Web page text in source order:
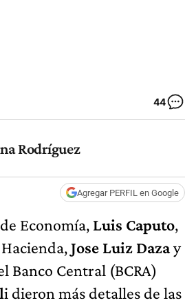
44
Rodríguez
Agregar PERFIL en Google
Economía, Luis Caputo,
Jose Luiz Dazay
Banco Central (BCRA)
i dieron más detalles de las